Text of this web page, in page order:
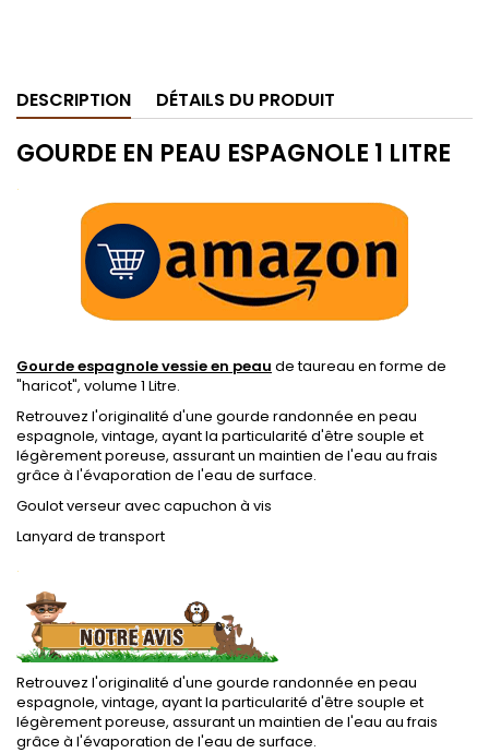
DESCRIPTION DÉTAILS DU PRODUIT
GOURDE EN PEAU ESPAGNOLE 1 LITRE
.
Gourde espagnole vessie en peau de taureau en forme de
"haricot", volume 1 Litre.
Retrouvez l'originalité d'une gourde randonnée en peau
espagnole, vintage, ayant la particularité d'être souple et
légèrement poreuse, assurant un maintien de l'eau au frais
grâce à l'évaporation de l'eau de surface.
Goulot verseur avec capuchon à vis
Lanyard de transport
.
Retrouvez l'originalité d'une gourde randonnée en peau
espagnole, vintage, ayant la particularité d'être souple et
légèrement poreuse, assurant un maintien de l'eau au frais
grâce à l'évaporation de l'eau de surface.